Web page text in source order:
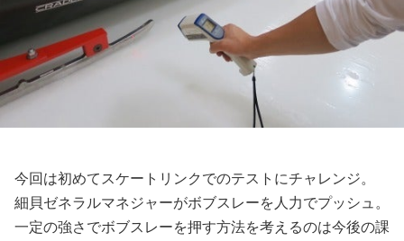
今回は初めてスケートリンクでのテストにチャレンジ。
細貝ゼネラルマネジャーがボブスレーを人力でプッシュ。
一定の強さでボブスレーを押す方法を考えるのは今後の課